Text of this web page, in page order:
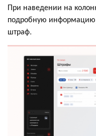
При наведении на
подробную
штраф.